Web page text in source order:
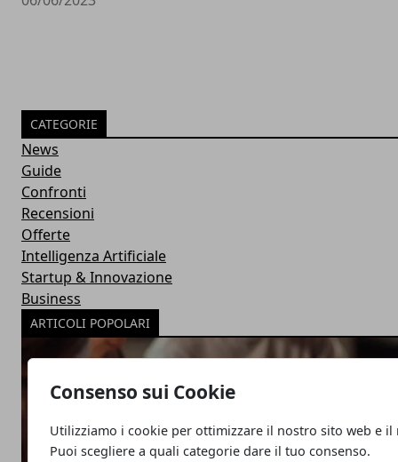
Consenso sui Cookie
Utilizziamo i cookie per ottimizzare il nostro sito web e il
Puoi scegliere a quali categorie dare il tuo consenso.
CATEGORIE
News
Guide
Confronti
Recensioni
Offerte
Intelligenza Artificiale
Startup & Innovazione
Business
ARTICOLI POPOLARI